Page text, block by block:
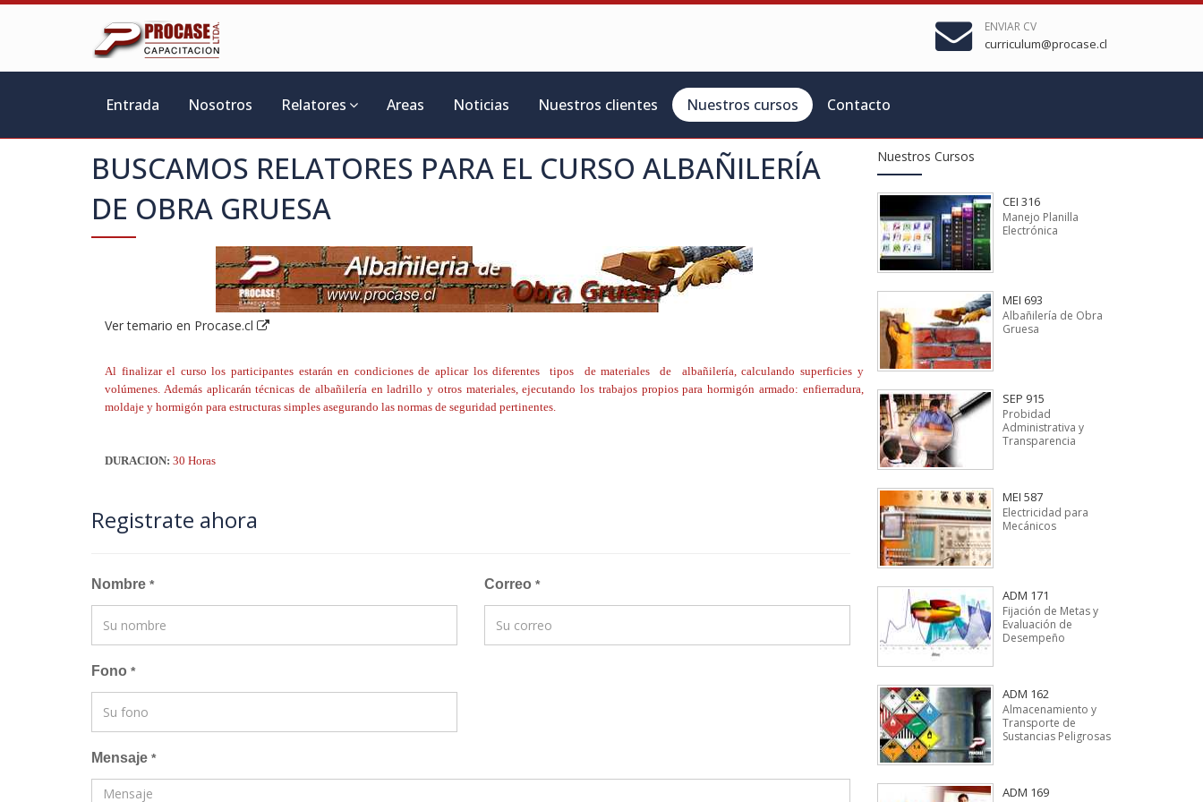
ENVIAR CV
curriculum@procase.cl
Entrada Nosotros Relatores Areas Noticias Nuestros clientes Nuestros cursos Contacto
BUSCAMOS RELATORES PARA EL CURSO ALBAÑILERÍA
DE OBRA GRUESA
Ver temario en Procase.cl
Al finalizar el curso los participantes estarán en condiciones de aplicar los diferentes tipos de materiales de albañilería, calculando superficies y
volúmenes. Además aplicarán técnicas de albañilería en ladrillo y otros materiales, ejecutando los trabajos propios para hormigón armado: enfierradura,
moldaje y hormigón para estructuras simples asegurando las normas de seguridad pertinentes.
DURACION: 30 Horas
Registrate ahora
Nombre * Correo *
Fono *
Mensaje *
Nuestros Cursos
CEI 316
Manejo Planilla
Electrónica
MEI 693
Albañilería de Obra
Gruesa
SEP 915
Probidad
Administrativa y
Transparencia
MEI 587
Electricidad para
Mecánicos
ADM 171
Fijación de Metas y
Evaluación de
Desempeño
ADM 162
Almacenamiento y
Transporte de
Sustancias Peligrosas
ADM 169